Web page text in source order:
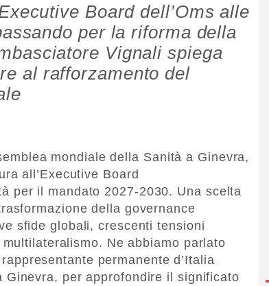
Board dell’Oms alle
per la riforma della
Vignali spiega
al rafforzamento del
mondiale della Sanità a Ginevra,
all’Executive Board
per il mandato 2027-2030. Una scelta
della governance
sfide globali, crescenti tensioni
Ne abbiamo parlato
permanente d’Italia
per approfondire il significato